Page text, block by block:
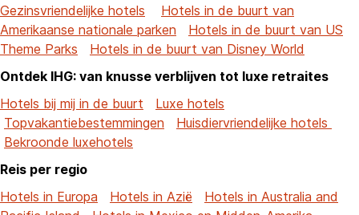
Gezinsvriendelijke hotels
Hotels in de buurt van
Amerikaanse nationale parken
Hotels in de buurt van US
Theme Parks
Hotels in de buurt van Disney World
Ontdek IHG: van knusse verblijven tot luxe retraites
Hotels bij mij in de buurt
Luxe hotels
Topvakantiebestemmingen
Huisdiervriendelijke hotels
Bekroonde luxehotels
Reis per regio
Hotels in Europa
Hotels in Azië
Hotels in Australia and